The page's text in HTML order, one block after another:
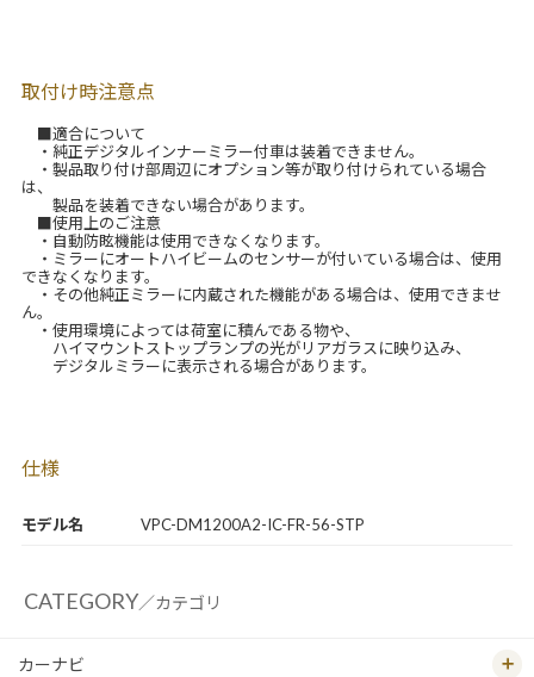
モデル名 VPC-DM1200A2-IC-FR-56-STP
取付け時注意点
■適合について
・純正デジタルインナーミラー付車は装着できません。
・製品取り付け部周辺にオプション等が取り付けられている場合
は、
製品を装着できない場合があります。
■使用上のご注意
・自動防眩機能は使用できなくなります。
・ミラーにオートハイビームのセンサーが付いている場合は、使用
できなくなります。
・その他純正ミラーに内蔵された機能がある場合は、使用できませ
ん。
・使用環境によっては荷室に積んである物や、
ハイマウントストップランプの光がリアガラスに映り込み、
デジタルミラーに表示される場合があります。
仕様
CATEGORY／カテゴリ
カーナビ